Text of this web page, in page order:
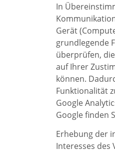
In
Gerät
grundlegende
überprüfen,
auf Ihrer
können.
Funktionalität
Google
Google finden
Erhebung der
Interesses des